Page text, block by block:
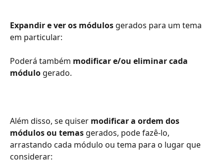
Expandir e ver os módulos gerados para um tema
em particular:
Poderá também modificar e/ou eliminar cada
módulo gerado.
Além disso, se quiser modificar a ordem dos
módulos ou temas gerados, pode fazê-lo,
arrastando cada módulo ou tema para o lugar que
considerar: